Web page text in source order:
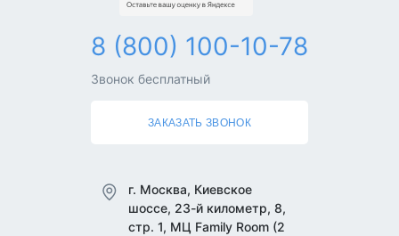
8 (800) 100-10-78
Звонок бесплатный
ЗАКАЗАТЬ ЗВОНОК
г. Москва, Киевское
шоссе, 23-й километр, 8,
стр. 1, МЦ Family Room (2